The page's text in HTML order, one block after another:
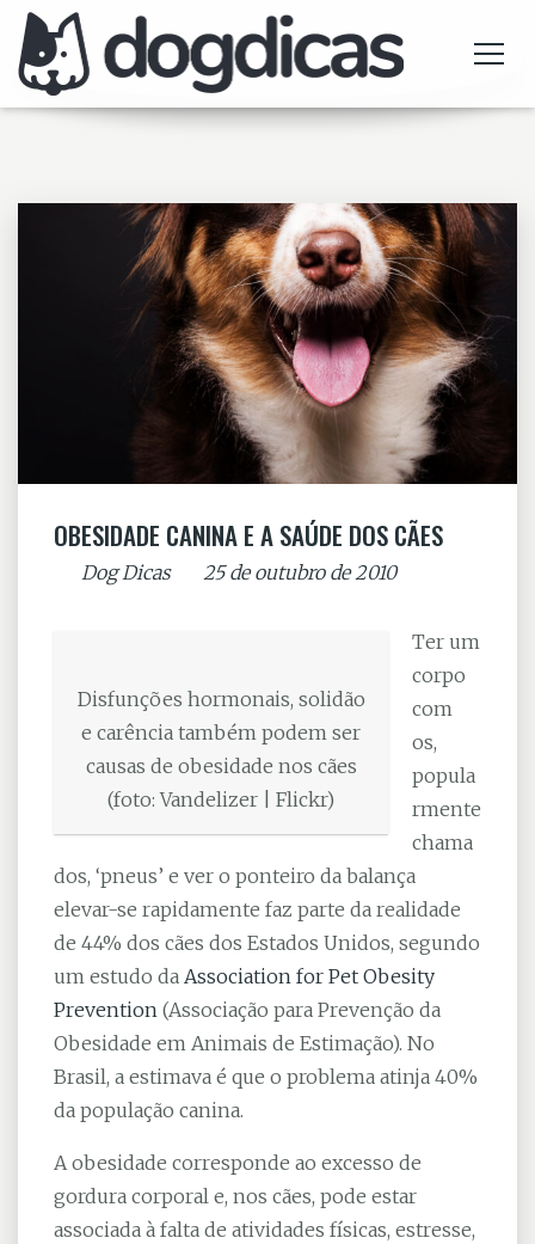
OBESIDADE CANINA E A SAÚDE DOS CÃES
Dog Dicason 25 de outubro de 2010
Disfunções hormonais, solidão
e carência também podem ser
causas de obesidade nos cães
(foto: Vandelizer | Flickr)
Ter um
corpo
com
os,
popula
rmente
chama
dos, ‘pneus’ e ver o ponteiro da balança
elevar-se rapidamente faz parte da realidade
de 44% dos cães dos Estados Unidos, segundo
um estudo da Association for Pet Obesity
Prevention (Associação para Prevenção da
Obesidade em Animais de Estimação). No
Brasil, a estimava é que o problema atinja 40%
da população canina.
A obesidade corresponde ao excesso de
gordura corporal e, nos cães, pode estar
associada à falta de atividades físicas, estresse,